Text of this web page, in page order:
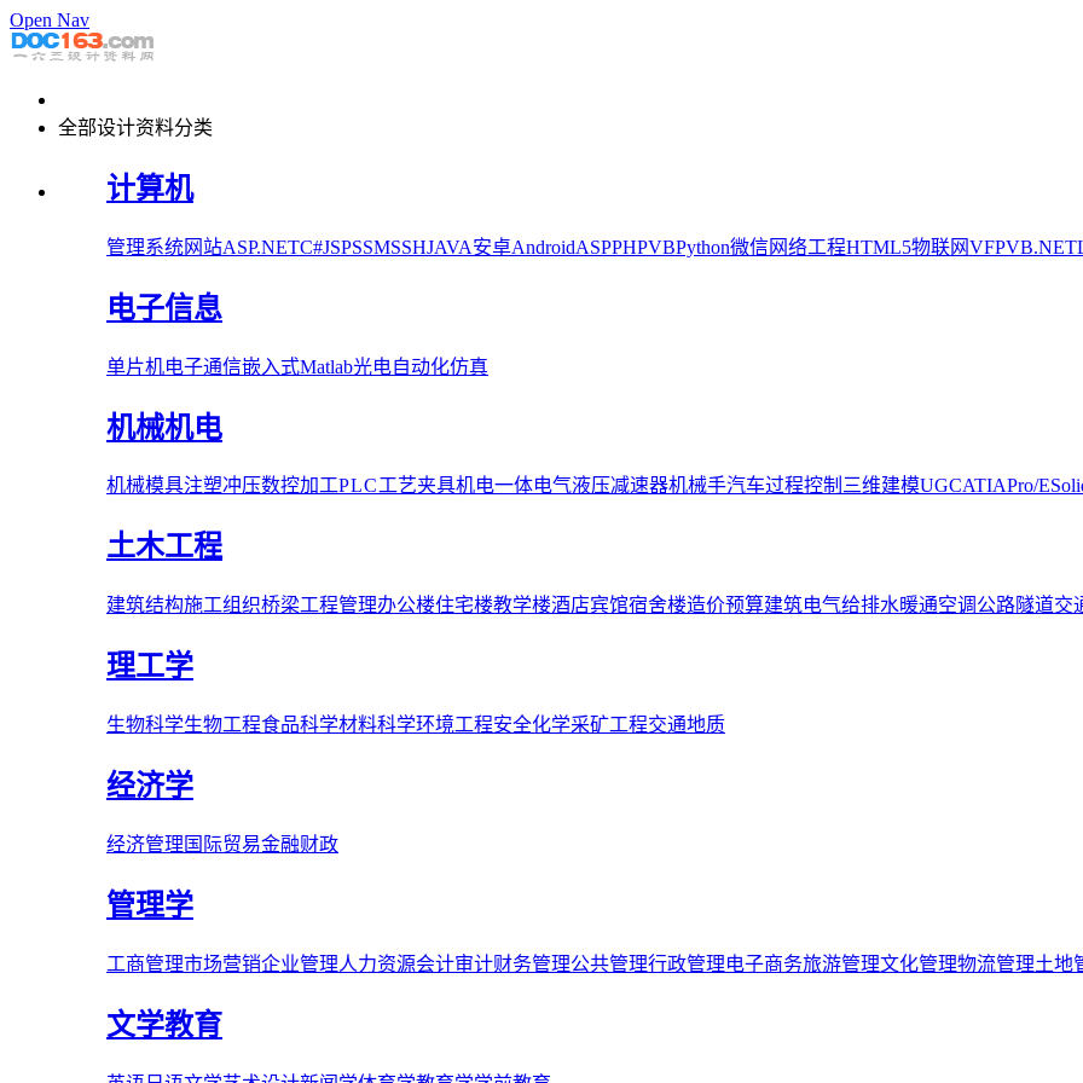
Open Nav
全部设计资料分类
计算机
管理系统网站ASP.NETC#JSPSSMSSHJAVA安卓AndroidASPPHPVBPython微信网络工程HTML5物联网VFPVB.NET
电子信息
单片机电子通信嵌入式Matlab光电自动化仿真
机械机电
机械模具注塑冲压数控加工PLC工艺夹具机电一体电气液压减速器机械手汽车过程控制 三维建模UGCATIAPro/E
土木工程
建筑结构施工组织桥梁工程管理办公楼住宅楼教学楼酒店宾馆宿舍楼造价预算建筑电气给排水暖通空调 公路隧道交
理工学
生物科学生物工程食品科学材料科学环境工程安全化学采矿工程交通地质
经济学
经济管理 国际贸易金融财政
管理学
工商管理市场营销企业管理人力资源会计审计财务管理公共管理行政管理电子商务旅游管理文化管理物流管理土地
文学教育